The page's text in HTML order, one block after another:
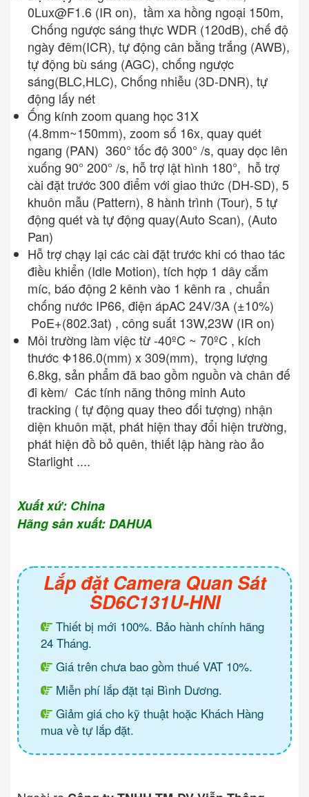
0Lux@F1.6 (IR on), tầm xa hồng ngoại 150m,
Chống ngược sáng thực WDR (120dB), chế độ
ngày đêm(ICR), tự động cân bằng trắng (AWB),
tự động bù sáng (AGC), chống ngược
sáng(BLC,HLC), Chống nhiễu (3D-DNR), tự
động lấy nét
Ống kính zoom quang học 31X
(4.8mm~150mm), zoom số 16x, quay quét
ngang (PAN) 360° tốc độ 300° /s, quay dọc lên
xuống 90° 200° /s, hỗ trợ lật hình 180°, hỗ trợ
cài đặt trước 300 điểm với giao thức (DH-SD), 5
khuôn mẫu (Pattern), 8 hành trình (Tour), 5 tự
động quét và tự động quay(Auto Scan), (Auto
Pan)
Hỗ trợ chạy lại các cài đặt trước khi có thao tác
điều khiển (Idle Motion), tích hợp 1 dây cắm
míc, báo động 2 kênh vào 1 kênh ra , chuẩn
chống nước IP66, điện ápAC 24V/3A (±10%)
PoE+(802.3at) , công suất 13W,23W (IR on)
Môi trường làm việc từ -40ºC ~ 70ºC , kích
thước Φ186.0(mm) x 309(mm), trọng lượng
6.8kg, sản phẩm đã bao gồm nguồn và chân đế
đi kèm/ Các tính năng thông minh Auto
tracking ( tự động quay theo đối tượng) nhận
diện khuôn mặt, phát hiện thay đổi hiện trường,
phát hiện đồ bỏ quên, thiết lập hàng rào ảo
Starlight ....
Xuất xứ: China
Hãng sản xuất: DAHUA
Lắp đặt Camera Quan Sát
SD6C131U-HNI
Thiết bị mới 100%. Bảo hành chính hãng
24 Tháng.
Giá trên chưa bao gồm thuế VAT 10%.
Miễn phí lắp đặt tại Bình Dương.
Giảm giá cho kỹ thuật hoặc Khách Hàng
mua về tự lắp đặt.